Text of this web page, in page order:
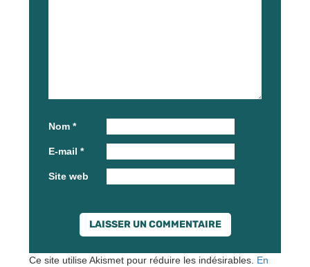
Nom *
E-mail *
Site web
Ce site utilise Akismet pour réduire les indésirables. En